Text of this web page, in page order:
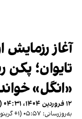
آغاز
تایوان؛
«انگل»
۱۲ فروردین ۱۴۰۴، ۰۴:۳۱ (‎+۱ گرینویچ)
به‌روزرسانی: ۰۵:۵۷ (‎+۱ گرینویچ)